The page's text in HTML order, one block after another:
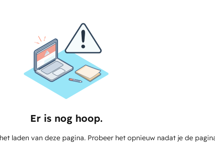
Er is nog hoop.
laden van deze pagina. Probeer het opnieuw nadat je de